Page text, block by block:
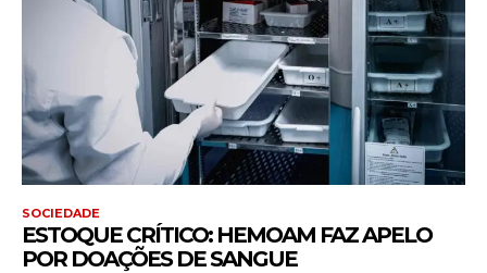
SOCIEDADE
ESTOQUE CRÍTICO: HEMOAM FAZ APELO
POR DOAÇÕES DE SANGUE